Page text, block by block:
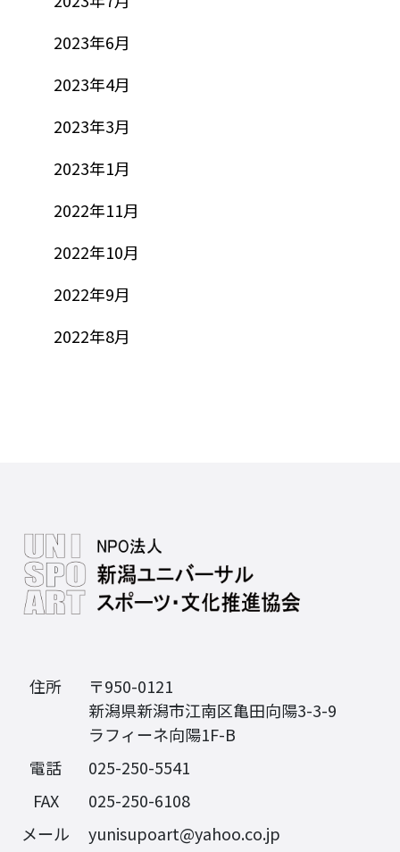
2023年6月
2023年4月
2023年3月
2023年1月
2022年11月
2022年10月
2022年9月
2022年8月
住所
〒950-0121
新潟県新潟市江南区亀田向陽3-3-9
ラフィーネ向陽1F-B
電話
025-250-5541
FAX
025-250-6108
メール
yunisupoart@yahoo.co.jp